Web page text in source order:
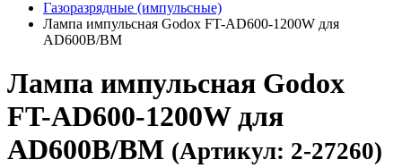
Газоразрядные (импульсные)
Лампа импульсная Godox FT-AD600-1200W для
AD600B/BM
Лампа импульсная Godox
FT-AD600-1200W для
AD600B/BM (Артикул: 2-27260)